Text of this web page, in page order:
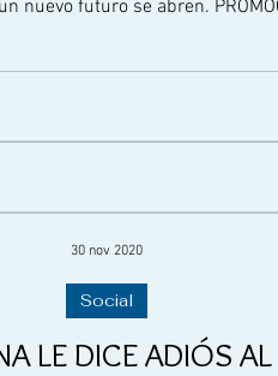
nuevo futuro se abren.
LE DICE ADIÓS
Social
30 nov 2020